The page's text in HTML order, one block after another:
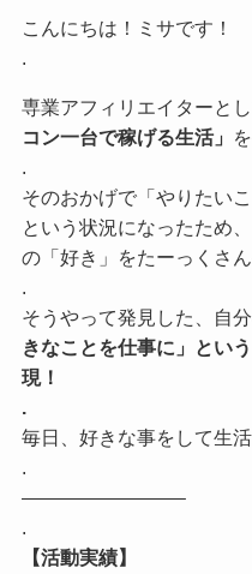
こんにちは！ミサです！
.
専業アフィリエイターと
コン一台で稼げる生活」
.
そのおかげで「やりたい
という状況になったため
の「好き」をたーっくさ
.
そうやって発見した、自
きなことを仕事に」とい
現！
.
毎日、好きな事をして生
.
————————–
.
【活動実績】